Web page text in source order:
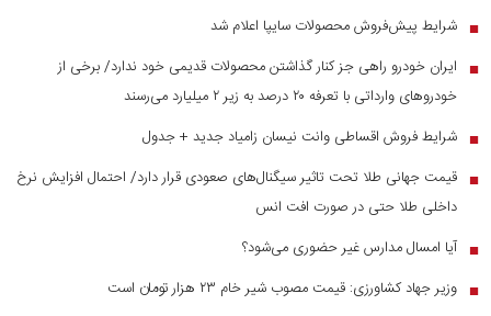
■ شرایط پیش‌فروش محصولات سایپا اعلام شد
■
ایران خودرو راهی جز کنار گذاشتن محصولات قدیمی خود ندارد/ برخی از
خودرو‌های وارداتی با تعرفه ۲۰ درصد به زیر ۲ میلیارد می‌رسند
■ شرایط فروش اقساطی وانت نیسان زامیاد جدید + جدول
■ قیمت جهانی طلا تحت تاثیر سیگنال‌های صعودی قرار دارد/ احتمال افزایش نرخ
داخلی طلا حتی در صورت افت انس
■ آیا امسال مدارس غیر حضوری می‌شود؟
■ وزیر جهاد کشاورزی: قیمت مصوب شیر خام ۲۳ هزار تومان است